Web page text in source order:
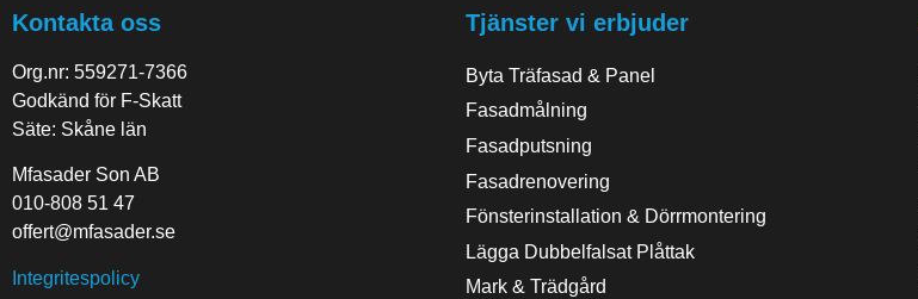
Kontakta oss
Org.nr: 559271-7366
Godkänd för F-Skatt
Säte: Skåne län
Mfasader Son AB
010-808 51 47
offert@mfasader.se
Integritespolicy
Tjänster vi erbjuder
Byta Träfasad & Panel
Fasadmålning
Fasadputsning
Fasadrenovering
Fönsterinstallation & Dörrmontering
Lägga Dubbelfalsat Plåttak
Mark & Trädgård